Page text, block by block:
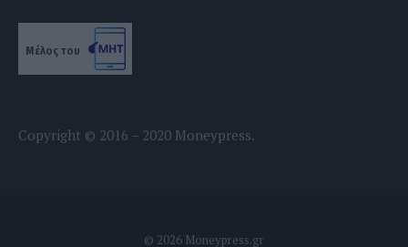
Μέλος του
Copyright © 2016 – 2020 Moneypress.
© 2026 Moneypress.gr